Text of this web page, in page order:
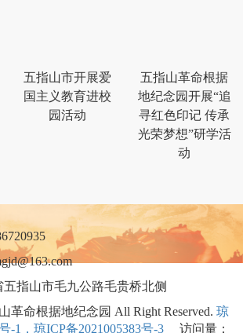
五指山市开展爱
国主义教育进校
园活动
五指山革命根据
地纪念园开展“追
寻红色印记 传承
光荣梦想”研学活
动
指山市毛九公路毛贵桥北侧
革命根据地纪念园 All Right Reserved. 琼
-1，琼ICP备2021005383号-3
访问量：